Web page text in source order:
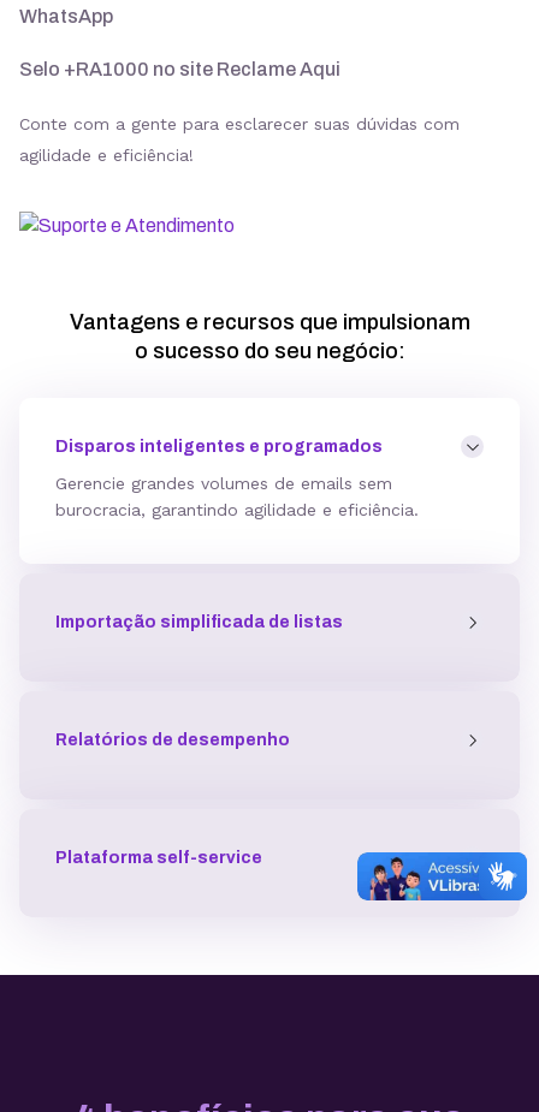
WhatsApp
Selo +RA1000 no site Reclame Aqui
Conte com a gente para esclarecer suas dúvidas com
agilidade e eficiência!
Vantagens e recursos que impulsionam
o sucesso do seu negócio:
Disparos inteligentes e programados
Gerencie grandes volumes de emails sem
burocracia, garantindo agilidade e eficiência.
Importação simplificada de listas
Relatórios de desempenho
Plataforma self-service